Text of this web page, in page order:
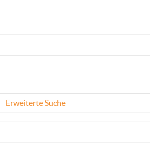
Erweiterte Suche